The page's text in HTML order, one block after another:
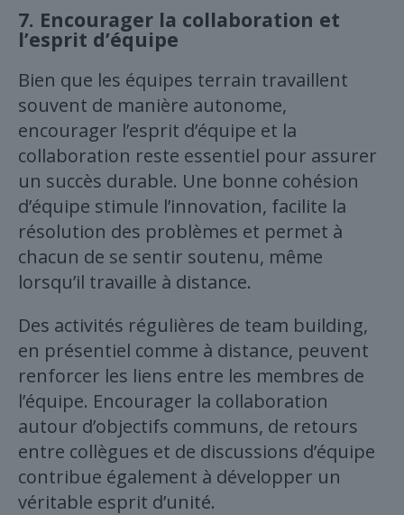
7. Encourager la collaboration et
l’esprit d’équipe
Bien que les équipes terrain travaillent
souvent de manière autonome,
encourager l’esprit d’équipe et la
collaboration reste essentiel pour assurer
un succès durable. Une bonne cohésion
d’équipe stimule l’innovation, facilite la
résolution des problèmes et permet à
chacun de se sentir soutenu, même
lorsqu’il travaille à distance.
Des activités régulières de team building,
en présentiel comme à distance, peuvent
renforcer les liens entre les membres de
l’équipe. Encourager la collaboration
autour d’objectifs communs, de retours
entre collègues et de discussions d’équipe
contribue également à développer un
véritable esprit d’unité.